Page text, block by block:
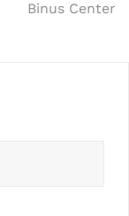
Binus Center